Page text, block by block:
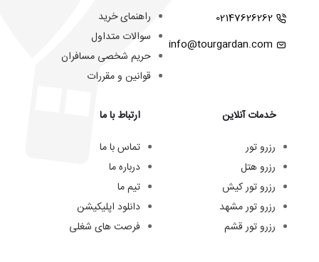
02147626262
info@tourgardan.com
خدمات آنلاین
رزرو تور
رزرو هتل
رزرو تور کیش
رزرو تور مشهد
رزرو تور قشم
راهنمای خرید
سوالات متداول
حریم شخصی مسافران
قوانین و مقررات
ارتباط با ما
تماس با ما
درباره ما
تیم ما
دانلود اپلیکیشن
فرصت های شغلی